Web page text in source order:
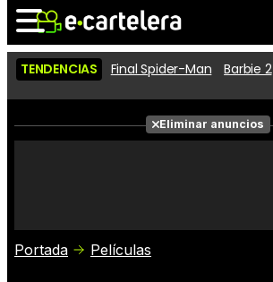
Noticias Cartelera
Críticas
TENDENCIAS Final Spider-Man Barbie 2
Eliminar anuncios
Portada Películas